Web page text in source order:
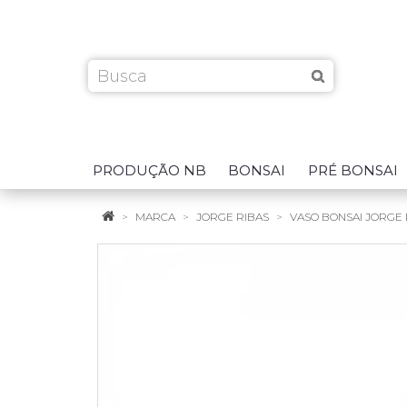
PRODUÇÃO NB BONSAI PRÉ BONSAI
MARCA JORGE RIBAS VASO BONSAI JORGE